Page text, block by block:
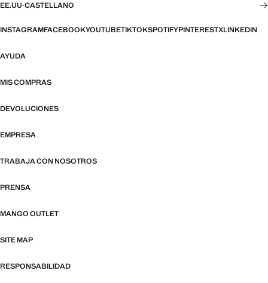
EE.UU·CASTELLANO
INSTAGRAMFACEBOOKYOUTUBETIKTOKSPOTIFYPINTERESTXLINKEDIN
AYUDA
MIS COMPRAS
DEVOLUCIONES
EMPRESA
TRABAJA CON NOSOTROS
PRENSA
MANGO OUTLET
SITE MAP
RESPONSABILIDAD